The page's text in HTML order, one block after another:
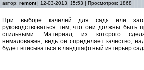
автор: remont| 12-03-2013, 15:53 | Просмотров: 1868
При выборе качелей для сада или
руководствоваться тем, что они должны быть
стильными. Материал, из которого
немаловажен, ведь он определяет качество,
будет вписываться в ландшафтный интерьер